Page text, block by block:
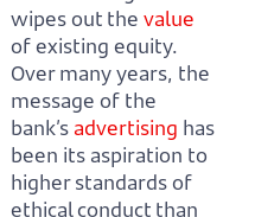
wipes out the value
of existing equity.
Over many years, the
message of the
bank’s advertising has
been its aspiration to
higher standards of
ethical conduct than